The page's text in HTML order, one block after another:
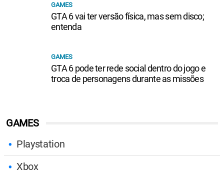
GAMES
Playstation
Xbox
GAMES
GTA 6 vai ter versão física, mas sem disco;
entenda
GAMES
GTA 6 pode ter rede social dentro do jogo e
troca de personagens durante as missões